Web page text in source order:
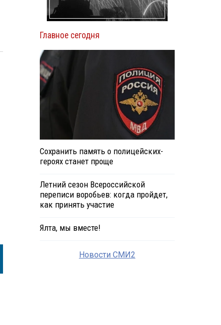
Главное сегодня
Сохранить память о полицейских-
героях станет проще
Летний сезон Всероссийской
переписи воробьев: когда пройдет,
как принять участие
Ялта, мы вместе!
Новости СМИ2